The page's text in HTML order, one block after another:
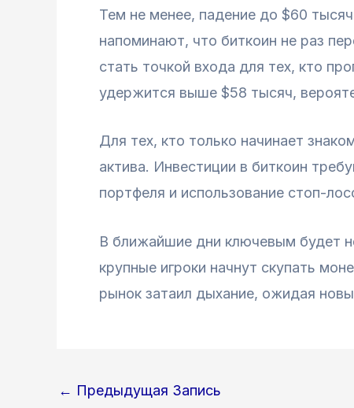
Тем не менее, падение до $60
напоминают, что биткоин не раз
стать точкой входа для тех, кто
удержится выше $58 тысяч,
Для тех, кто только начинает
актива. Инвестиции в биткоин
портфеля и использование стоп-
В ближайшие дни ключевым будет
крупные игроки начнут скупать
рынок затаил дыхание, ожидая
Навигация
← Предыдущая Запись